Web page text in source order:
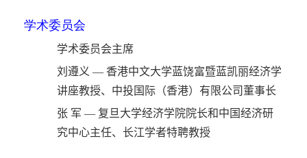
学术委员会
学术委员会主席
刘遵义 — 香港中文大学蓝饶富暨蓝凯丽经济学
讲座教授、中投国际（香港）有限公司董事长
张 军 — 复旦大学经济学院院长和中国经济研
究中心主任、长江学者特聘教授